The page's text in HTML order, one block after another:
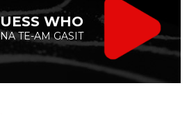
WHO
TE-AM GASIT